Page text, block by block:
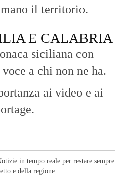
il territorio.
E CALABRIA
siciliana con
a chi non ne ha.
ai video e ai
in tempo reale per restare sempre
e della regione.